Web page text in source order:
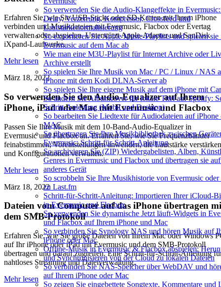
So verwenden Sie die Audio-Klangeffekte in
Delay, Verzerrung, Kompressor, Crossfeed und
Lautstärkenormalisierung
So exportieren Sie Apple Music-Playlists und spielen sie
Evermusic auf dem Mac ab
Wie man eine M3U-Playlist für Internet Archive oder
Archive erstellt
So spielen Sie Ihre Musik von Mac / PC / Linux / NAS
iPhone mit dem Kodi DLNA-Server ab
So spielen Sie Ihre eigene Musik auf dem iPhone mit
So ändern Sie Albumcover für lokale Titel auf Spotify:
Schritt-Anleitung (Mobil und Desktop)
So bearbeiten Sie Liedtexte für Audiodateien auf iPhone
MAC
So übertragen Sie Ihre Musikbibliothek zwischen
Evermusic: Schritt-für-Schritt-Anleitung
So archivieren Sie (ZIP) Wiedergabelisten, Alben,
Genres in Evermusic und Flacbox und übertragen sie
anderes Gerät
So scrobbeln Sie Ihre Musikhistorie von Evermusic
zu Last.fm
Schritt-für-Schritt-Anleitung: Importieren Ihrer iCloud-
in Evermusic und Flacbox
So verwenden Sie dynamische Jetzt läuft-Widgets in
und Flacbox auf Ihrem iPhone und Mac
So verbinden Sie Synology NAS und hören Musik auf
iPhone oder Mac
Offline-Musik in Evermusic & Flacbox abspielen:
und Synchronisieren von der Cloud zu lokalen Dateien
So verbinden Sie NAS-Speicher über WebDAV und
auf Ihrem iPhone oder Mac
So zeigen Sie eingebettete Songtexte, Kommentare und
Erfahren Sie, wie Sie USB-Sticks oder SD-Karten mit Ihrem iPhone
verbinden und Musikdateien mit Evermusic, Flacbox oder Evertag
verwalten oder abspielen. Unterstützt Apple-Adapter und SanDisk
iXpand-Laufwerke.
Mehr lesen
März 18, 2022
So verwenden Sie den Audio-Equalizer auf Ihrem
iPhone, iPad oder Mac mit Evermusic und Flacbox
Passen Sie Ihre Musik mit dem 10-Band-Audio-Equalizer in
Evermusic und Flacbox an. Erfahren Sie, wie Sie Frequenzbänder
feinabstimmen, Voreinstellungen anwenden, die Lautstärke verstärken
und Konfigurationen verwalten.
Mehr lesen
März 18, 2022
Dateien vom Computer auf das iPhone übertragen
dem SMB-Protokoll
Erfahren Sie, wie Sie große Dateien von Ihrem Mac oder Windows
auf Ihr iPhone oder iPad mit Evermusic und dem SMB-Protokoll
übertragen und darauf zugreifen. Eine Schritt-für-Schritt-Anleitung
nahtloses Streaming und Dateiverwaltung.
Mehr lesen